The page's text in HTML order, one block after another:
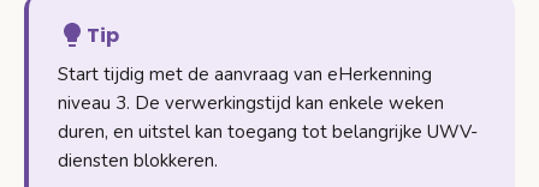
Tip
Start tijdig met de aanvraag van eHerkenning
niveau 3. De verwerkingstijd kan enkele weken
duren, en uitstel kan toegang tot belangrijke UWV-
diensten blokkeren.